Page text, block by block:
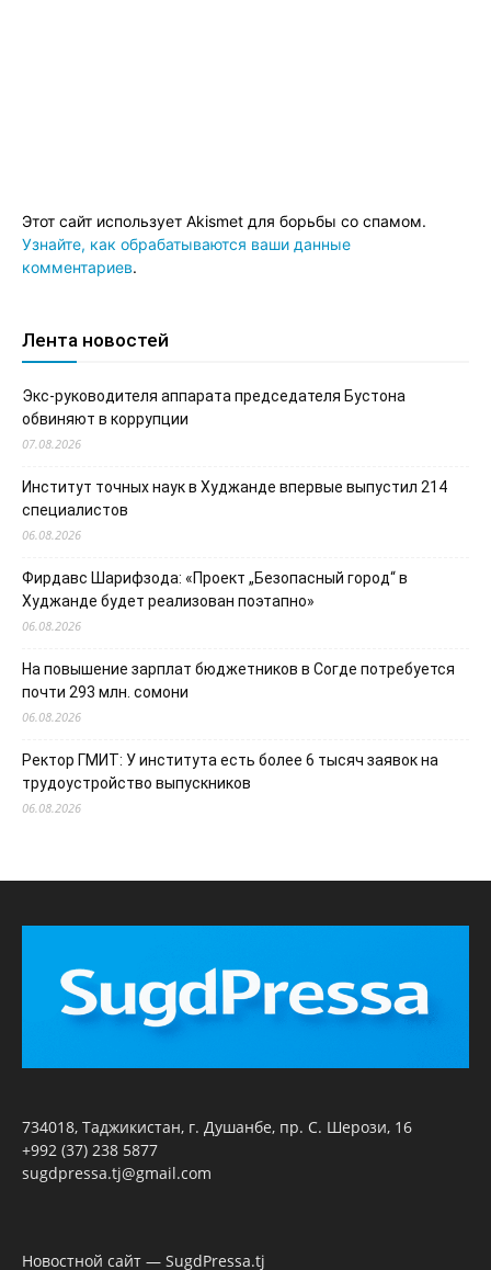
Этот сайт использует Akismet для борьбы со спамом.
Узнайте, как обрабатываются ваши данные
комментариев.
Лента новостей
Экс-руководителя аппарата председателя Бустона
обвиняют в коррупции
07.08.2026
Институт точных наук в Худжанде впервые выпустил 214
специалистов
06.08.2026
Фирдавс Шарифзода: «Проект „Безопасный город“ в
Худжанде будет реализован поэтапно»
06.08.2026
На повышение зарплат бюджетников в Согде потребуется
почти 293 млн. сомони
06.08.2026
Ректор ГМИТ: У института есть более 6 тысяч заявок на
трудоустройство выпускников
06.08.2026
734018, Таджикистан, г. Душанбе, пр. С. Шерози, 16
+992 (37) 238 5877
sugdpressa.tj@gmail.com
Новостной сайт — SugdPressa.tj